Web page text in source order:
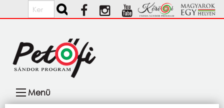
Ugrás a tartalomra
Keresés
navigáció
Menü